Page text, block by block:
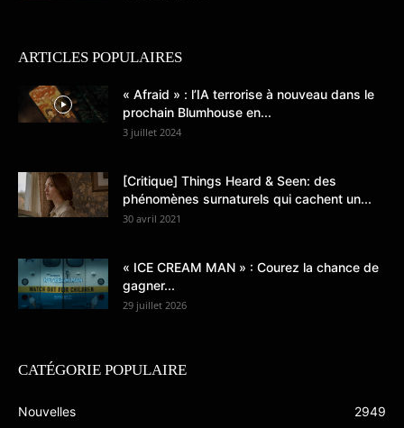
ARTICLES POPULAIRES
« Afraid » : l’IA terrorise à nouveau dans le
prochain Blumhouse en...
3 juillet 2024
[Critique] Things Heard & Seen: des
phénomènes surnaturels qui cachent un...
30 avril 2021
« ICE CREAM MAN » : Courez la chance de
gagner...
29 juillet 2026
CATÉGORIE POPULAIRE
Nouvelles
2949